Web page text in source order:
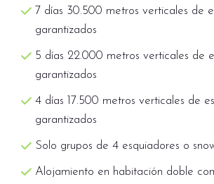
7 días 30.500 metros verticales de
garantizados
5 días 22.000 metros verticales de
garantizados
4 días 17.500 metros verticales de
garantizados
Solo grupos de 4 esquiadores o
Alojamiento en habitación doble